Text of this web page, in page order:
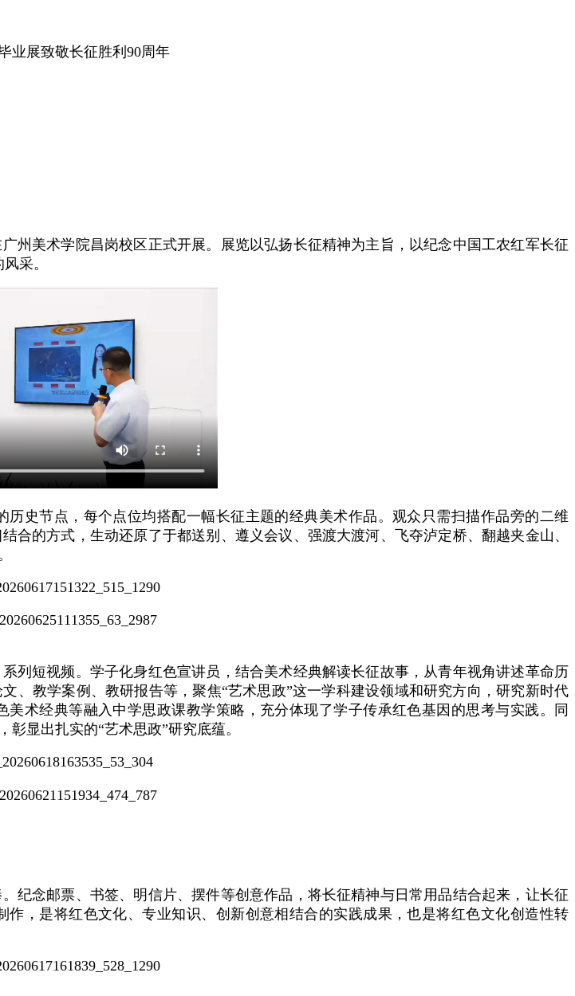
业展致敬长征胜利90周年
广州美术学院昌岗校区正式开展。展览以弘扬长征精神为主旨，以纪念中国工农红军长征
采。
史节点，每个点位均搭配一幅长征主题的经典美术作品。观众只需扫描作品旁的二维
的方式，生动还原了于都送别、遵义会议、强渡大渡河、飞夺泸定桥、翻越夹金山、
列短视频。学子化身红色宣讲员，结合美术经典解读长征故事，从青年视角讲述革命历
、教学案例、教研报告等，聚焦“艺术思政”这一学科建设领域和研究方向，研究新时代
术经典等融入中学思政课教学策略，充分体现了学子传承红色基因的思考与实践。同
显出扎实的“艺术思政”研究底蕴。
纪念邮票、书签、明信片、摆件等创意作品，将长征精神与日常用品结合起来，让长征
，是将红色文化、专业知识、创新创意相结合的实践成果，也是将红色文化创造性转